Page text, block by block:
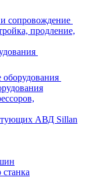
сопровождение
продление,
оборудования
АВД Sillan